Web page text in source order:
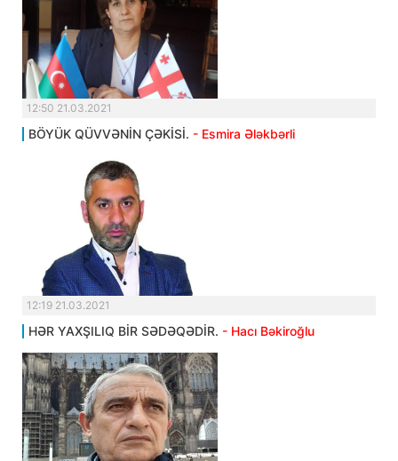
12:50 21.03.2021
BÖYÜK QÜVVƏNİN ÇƏKİSİ. - Esmira Ələkbərli
12:19 21.03.2021
HƏR YAXŞILIQ BİR SƏDƏQƏDİR. - Hacı Bəkiroğlu